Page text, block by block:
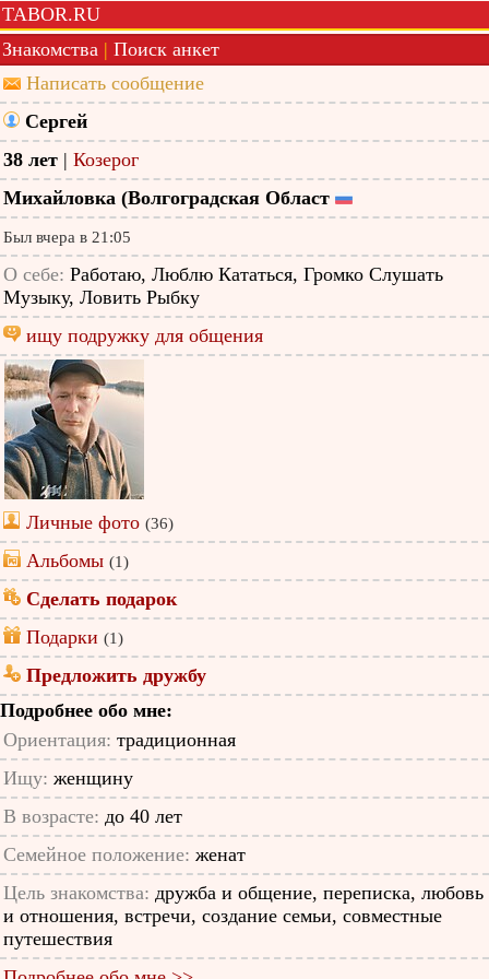
TABOR.RU
Знакомства | Поиск анкет
Написать сообщение
Сергей
38 лет | Козерог
Михайловка (Волгоградская Област
Был вчера в 21:05
О себе: Работаю, Люблю Кататься, Громко Слушать
Музыку, Ловить Рыбку
ищу подружку для общения
Личные фото (36)
Альбомы (1)
Сделать подарок
Подарки (1)
Предложить дружбу
Подробнее обо мне:
Ориентация: традиционная
Ищу: женщину
В возрасте: до 40 лет
Семейное положение: женат
Цель знакомства: дружба и общение, переписка, любовь
и отношения, встречи, создание семьи, совместные
путешествия